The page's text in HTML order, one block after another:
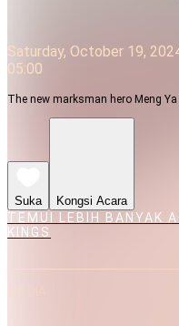
Saturday, October 19,
05:00
The new marksman hero Meng
Suka Kongsi Acara
TEMUI LEBIH BANYAK
KINGS